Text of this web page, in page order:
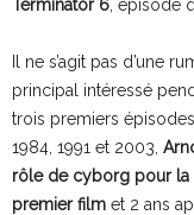
Terminator 6 , épisode
Il ne s’agit pas d’une
principal intéressé
trois premiers
1984, 1991 et 2003,
rôle de cyborg pour la
premier film et 2 ans